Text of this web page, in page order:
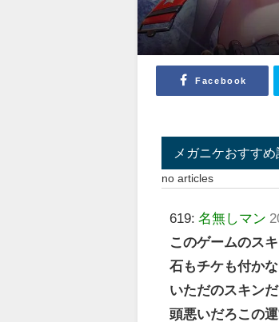
Facebook
メガニケおすすめ
no articles
619:名無しマン
このゲームのス
石もチケも付か
いただのスキンだ
頭悪いだろこの